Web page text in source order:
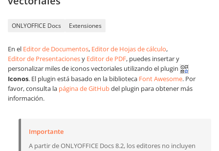
ONLYOFFICE Docs Extensiones
En el Editor de Documentos, Editor de Hojas de cálculo,
Editor de Presentacionesy Editor de PDF, puedes insertar y
personalizar miles de iconos vectoriales utilizando el plugin
Iconos. El plugin está basado en la biblioteca Font Awesome. Por
favor, consulta la página de GitHubdel plugin para obtener más
información.
Importante
A partir de ONLYOFFICE Docs 8.2, los editores no incluyen